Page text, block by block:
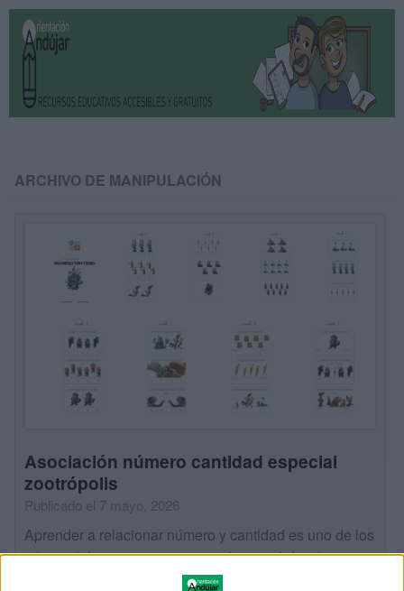
ARCHIVO DE MANIPULACIÓN
Asociación número cantidad especial
zootrópolis
Publicado el 7 mayo, 2026
Aprender a relacionar número y cantidad es uno de los
pilares del pensamiento matemático en Infantil y
Primer Ciclo. Cuando esta habilidad se trabaja con